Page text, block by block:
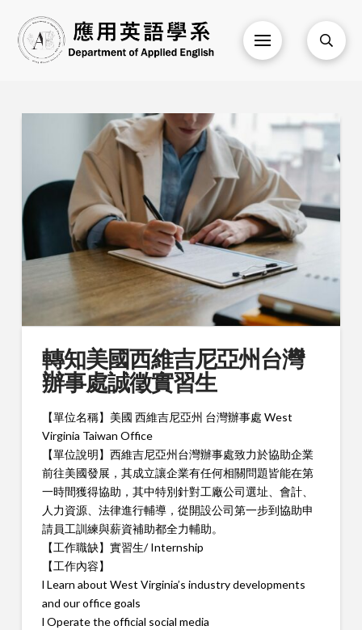
轉知美國西維吉尼亞州台灣
辦事處誠徵實習生
【單位名稱】美國 西維吉尼亞州 台灣辦事處 West
Virginia Taiwan Office
【單位說明】西維吉尼亞州台灣辦事處致力於協助企業
前往美國發展，其成立讓企業有任何相關問題皆能在第
一時間獲得協助，其中特別針對工廠公司選址、會計、
人力資源、法律進行輔導，從開設公司第一步到協助申
請員工訓練與薪資補助都全力輔助。
【工作職缺】實習生/ Internship
【工作內容】
l Learn about West Virginia’s industry developments
and our office goals
l Operate the official social media